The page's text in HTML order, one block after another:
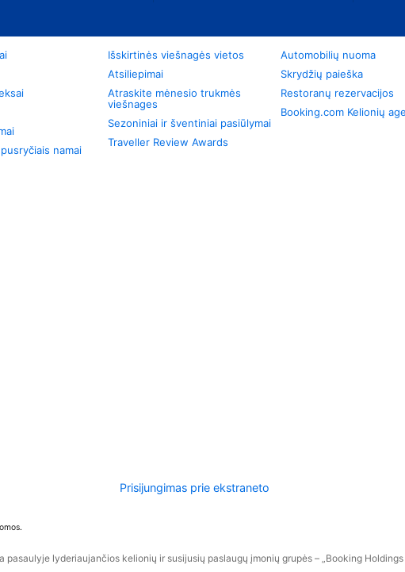
namai
Išskirtinės viešnagės vietos
Atsiliepimai
Atraskite mėnesio trukmės
viešnages
Sezoniniai ir šventiniai pasiūlymai
Traveller Review Awards
Automobilių nuoma
Skrydžių paieška
Restoranų rezervacijos
Booking.com Kelionių
Prisijungimas prie ekstraneto
pasaulyje lyderiaujančios kelionių ir susijusių paslaugų įmonių grupės – „Booking Holdings